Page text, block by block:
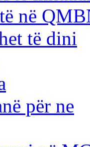
në
të dini
për ne